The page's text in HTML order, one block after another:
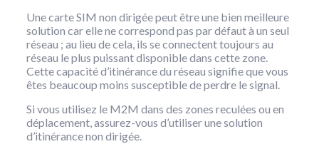
Une carte SIM non dirigée peut être une bien meilleure
solution car elle ne correspond pas par défaut à un seul
réseau ; au lieu de cela, ils se connectent toujours au
réseau le plus puissant disponible dans cette zone.
Cette capacité d’itinérance du réseau signifie que vous
êtes beaucoup moins susceptible de perdre le signal.
Si vous utilisez le M2M dans des zones reculées ou en
déplacement, assurez-vous d’utiliser une solution
d’itinérance non dirigée.